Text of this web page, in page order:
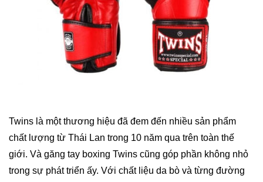
Twins là một thương hiệu đã đem đến nhiều sản phẩm
chất lượng từ Thái Lan trong 10 năm qua trên toàn thế
giới. Và găng tay boxing Twins cũng góp phần không nhỏ
trong sự phát triển ấy. Với chất liệu da bò và từng đường